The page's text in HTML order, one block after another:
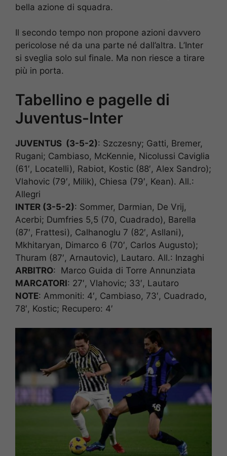
bella azione di squadra.
Il secondo tempo non propone azioni davvero
pericolose né da una parte né dall’altra. L’Inter
si sveglia solo sul finale. Ma non riesce a tirare
più in porta.
Tabellino e pagelle di
Juventus-Inter
JUVENTUS (3-5-2): Szczesny; Gatti, Bremer,
Rugani; Cambiaso, McKennie, Nicolussi Caviglia
(61′, Locatelli), Rabiot, Kostic (88′, Alex Sandro);
Vlahovic (79′, Milik), Chiesa (79′, Kean). All.:
Allegri
INTER (3-5-2): Sommer, Darmian, De Vrij,
Acerbi; Dumfries 5,5 (70, Cuadrado), Barella
(87′, Frattesi), Calhanoglu 7 (82′, Asllani),
Mkhitaryan, Dimarco 6 (70′, Carlos Augusto);
Thuram (87′, Arnautovic), Lautaro. All.: Inzaghi
ARBITRO: Marco Guida di Torre Annunziata
MARCATORI: 27′, Vlahovic; 33′, Lautaro
NOTE: Ammoniti: 4′, Cambiaso, 73′, Cuadrado,
78′, Kostic; Recupero: 4′